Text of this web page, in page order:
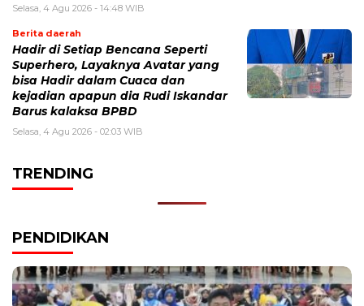
Selasa, 4 Agu 2026 - 14:48 WIB
Berita daerah
Hadir di Setiap Bencana Seperti
Superhero, Layaknya Avatar yang
bisa Hadir dalam Cuaca dan
kejadian apapun dia Rudi Iskandar
Barus kalaksa BPBD
Selasa, 4 Agu 2026 - 02:03 WIB
TRENDING
PENDIDIKAN